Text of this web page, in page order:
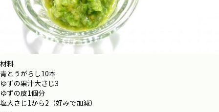
材料
青とうがらし10本
ゆずの果汁大さじ3
ゆずの皮1個分
塩大さじ1から2（好みで加減）